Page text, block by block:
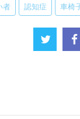
者 認知症 車椅